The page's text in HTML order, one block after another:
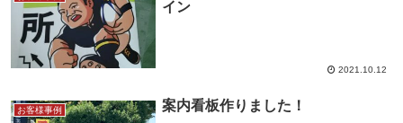
イン
2021.10.12
お客様事例 案内看板作りました！